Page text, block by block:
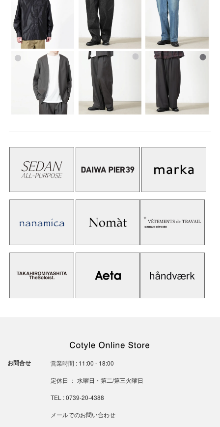
お問合せ 営業時間 : 11:00 - 18:00
定休日 ： 水曜日・第二/第三火曜日
TEL : 0739-20-4388
メールでのお問い合わせ